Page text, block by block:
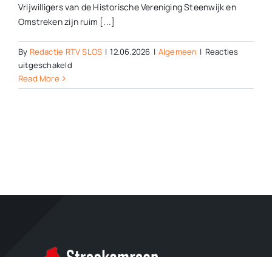
Vrijwilligers van de Historische Vereniging Steenwijk en
Omstreken zijn ruim [...]
By Redactie RTV SLOS | 12.06.2026 | Algemeen | Reacties
uitgeschakeldvoor
website
Read More